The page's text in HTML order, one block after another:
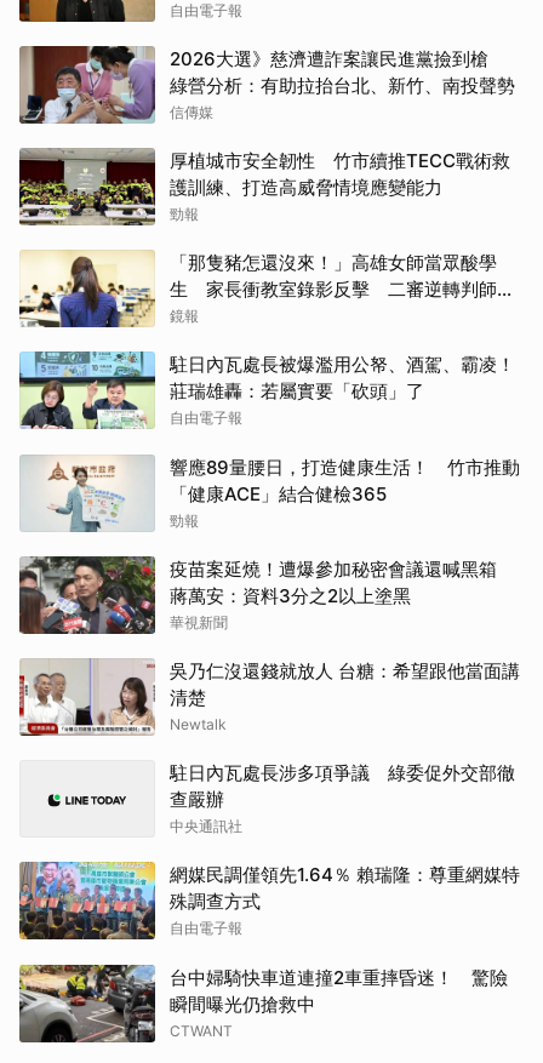
自由電子報
2026大選》慈濟遭詐案讓民進黨撿到槍
綠營分析：有助拉抬台北、新竹、南投聲勢
信傳媒
厚植城市安全韌性 竹市續推TECC戰術救
護訓練、打造高威脅情境應變能力
勁報
「那隻豬怎還沒來！」高雄女師當眾酸學
生 家長衝教室錄影反擊 二審逆轉判師無
罪
鏡報
駐日內瓦處長被爆濫用公帑、酒駕、霸凌！
莊瑞雄轟：若屬實要「砍頭」了
自由電子報
響應89量腰日，打造健康生活！ 竹市推動
「健康ACE」結合健檢365
勁報
疫苗案延燒！遭爆參加秘密會議還喊黑箱
蔣萬安：資料3分之2以上塗黑
華視新聞
吳乃仁沒還錢就放人 台糖：希望跟他當面講
清楚
Newtalk
駐日內瓦處長涉多項爭議 綠委促外交部徹
查嚴辦
中央通訊社
網媒民調僅領先1.64％ 賴瑞隆：尊重網媒特
殊調查方式
自由電子報
台中婦騎快車道連撞2車重摔昏迷！ 驚險
瞬間曝光仍搶救中
CTWANT